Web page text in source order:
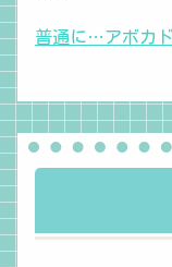
普通に…アボカ